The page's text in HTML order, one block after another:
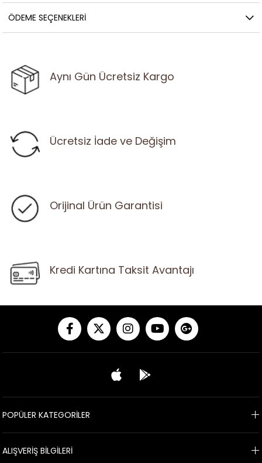
ÖDEME SEÇENEKLERI
Aynı Gün Ücretsiz Kargo
Ücretsiz İade ve Değişim
Orijinal Ürün Garantisi
Kredi Kartına Taksit Avantajı
POPÜLER KATEGORİLER
ALIŞVERİŞ BİLGİLERİ